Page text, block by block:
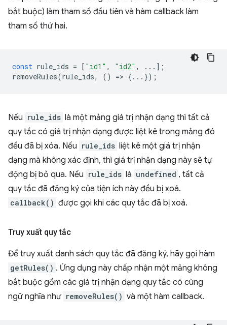
bắt buộc) làm tham số đầu tiên và hàm callback làm
tham số thứ hai.
const rule_ids = [ "id1" , "id2" ,
...];
removeRules(rule_ids, () => {...});
Nếu rule_ids là một mảng giá trị nhận dạng thì tất cả
quy tắc có giá trị nhận dạng được liệt kê trong mảng đó
đều đã bị xóa. Nếu rule_ids liệt kê một giá trị nhận
dạng mà không xác định, thì giá trị nhận dạng này sẽ tự
động bị bỏ qua. Nếu rule_ids là undefined , tất cả
quy tắc đã đăng ký của tiện ích này đều bị xoá.
callback() được gọi khi các quy tắc đã bị xoá.
Truy xuất quy tắc
Để truy xuất danh sách quy tắc đã đăng ký, hãy gọi hàm
getRules() . Ứng dụng này chấp nhận một mảng không
bắt buộc gồm các giá trị nhận dạng quy tắc có cùng
ngữ nghĩa như removeRules() và một hàm callback.